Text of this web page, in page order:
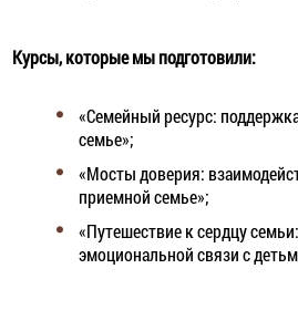
Курсы, которые мы подготовили:
«Семейный ресурс:
семье»;
«Мосты доверия:
приемной семье»;
«Путешествие к сердцу
эмоциональной связи с